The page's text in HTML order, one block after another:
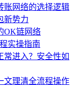
账网络的选择逻辑
新势力
OK链网络
实操指南
常进入？安全性如
文理清全流程操作